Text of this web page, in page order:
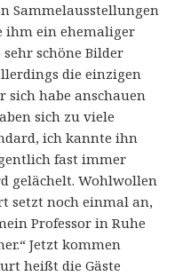
Sammelausstellungen
ihm ein ehemaliger
schöne Bilder
die einzigen
sich habe anschauen
sich zu viele
ich kannte ihn
fast immer
gelächelt. Wohlwollen
setzt noch einmal an,
Professor in Ruhe
Jetzt kommen
heißt die Gäste